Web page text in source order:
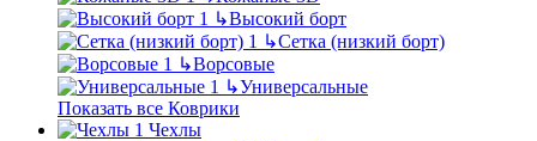
↳Высокий борт
↳Сетка (низкий борт)
↳Ворсовые
↳Универсальные
Показать все Коврики
Чехлы